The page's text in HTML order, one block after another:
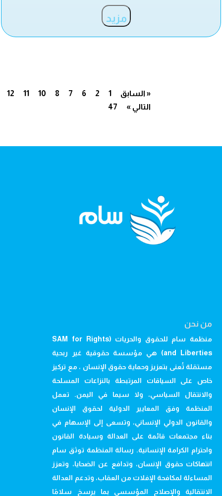
مزيد
« السابق 1
2
6
7
8
10
11
12
47
التالي »
من نحن
منظمة سام للحقوق والحريات (SAM for Rights
and Liberties) هي مؤسسة حقوقية غير ربحية
مستقلة تُعنى بتعزيز وحماية حقوق الإنسان ، مع تركيز
خاص على السياقات المرتبطة بالنزاعات المسلحة
والانتقال السياسي، ولا سيما في اليمن. تعمل
المنظمة وفق المعايير الدولية لحقوق الإنسان
والقانون الدولي الإنساني، وتسعى إلى الإسهام في
بناء مجتمعات قائمة على العدالة وسيادة القانون
واحترام الكرامة الإنسانية. رسالة المنظمة توثق سام
انتهاكات حقوق الإنسان، وتدافع عن الضحايا، وتعزز
المساءلة لمكافحة الإفلات من العقاب، وتدعم العدالة
الانتقالية والإصلاح المؤسسي بما يرسخ سلامًا